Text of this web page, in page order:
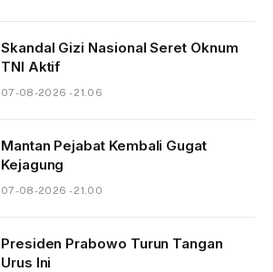
Skandal Gizi Nasional Seret Oknum
TNI Aktif
07-08-2026 - 21.06
Mantan Pejabat Kembali Gugat
Kejagung
07-08-2026 - 21.00
Presiden Prabowo Turun Tangan
Urus Ini